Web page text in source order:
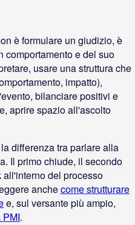
è formulare un giudizio, è
comportamento e del suo
usare una struttura che
impatto),
bilanciare positivi e
aprire spazio all'ascolto
differenza tra parlare alla
Il primo chiude, il secondo
del processo
anchecome strutturare
e, sul versante più ampio,
.